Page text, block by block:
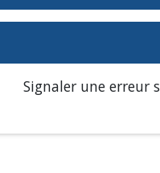
Signaler une erreur